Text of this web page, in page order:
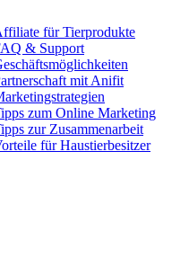
für Tierprodukte
& Support
mit Anifit
zum Online Marketing
zur Zusammenarbeit
für Haustierbesitzer